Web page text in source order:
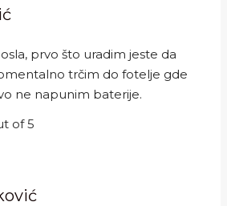
prvo što uradim jeste da
trčim do fotelje gde
ne napunim baterije.
of 5